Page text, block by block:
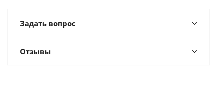
Задать вопрос
Отзывы